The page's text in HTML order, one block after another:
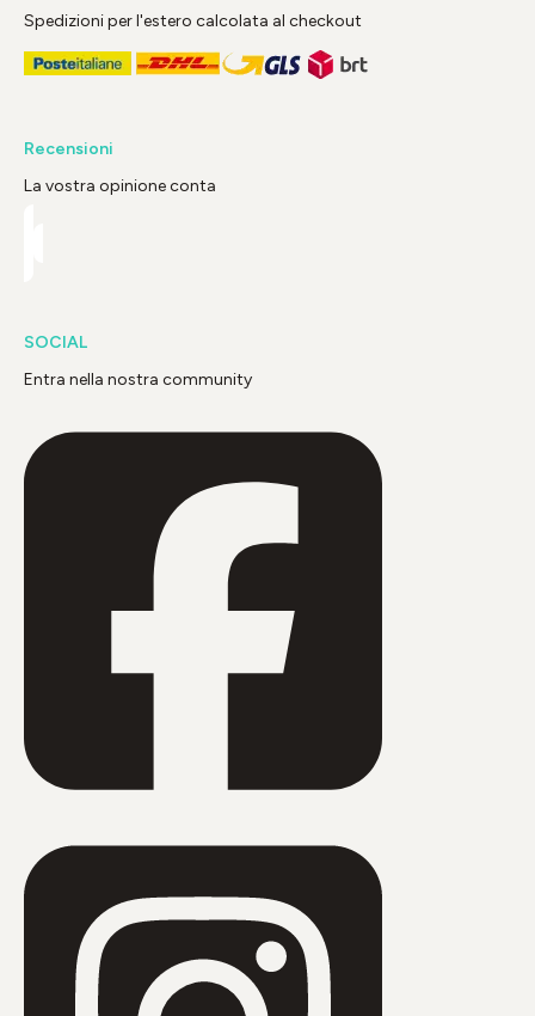
Spedizioni per l'estero calcolata al checkout
Recensioni
La vostra opinione conta
SOCIAL
Entra nella nostra community